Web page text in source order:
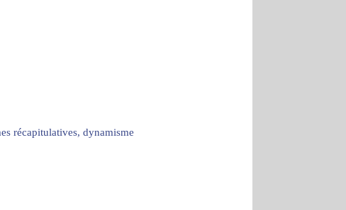
récapitulatives, dynamisme